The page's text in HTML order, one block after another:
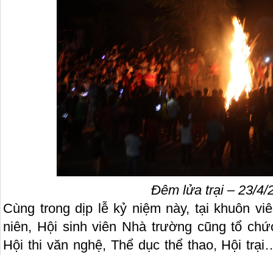
Đêm lửa trại – 23/4/
Cùng trong dịp lễ kỷ niệm này, tại khuôn
niên, Hội sinh viên Nhà trường cũng tổ
Hội thi văn nghệ, Thể dục thể thao, Hội